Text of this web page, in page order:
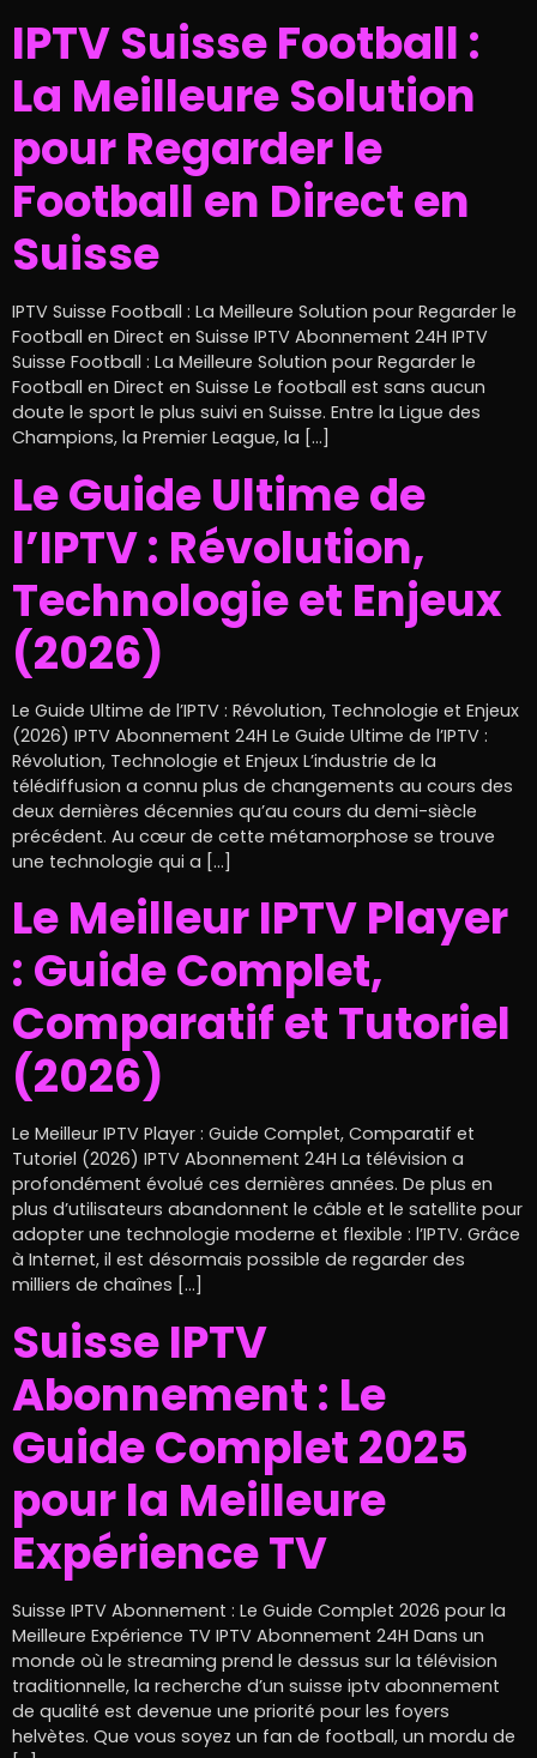
IPTV Suisse Football :
La Meilleure Solution
pour Regarder le
Football en Direct en
Suisse
IPTV Suisse Football : La Meilleure Solution pour Regarder le
Football en Direct en Suisse IPTV Abonnement 24H IPTV
Suisse Football : La Meilleure Solution pour Regarder le
Football en Direct en Suisse Le football est sans aucun
doute le sport le plus suivi en Suisse. Entre la Ligue des
Champions, la Premier League, la […]
Le Guide Ultime de
l’IPTV : Révolution,
Technologie et Enjeux
(2026)
Le Guide Ultime de l’IPTV : Révolution, Technologie et Enjeux
(2026) IPTV Abonnement 24H Le Guide Ultime de l’IPTV :
Révolution, Technologie et Enjeux L’industrie de la
télédiffusion a connu plus de changements au cours des
deux dernières décennies qu’au cours du demi-siècle
précédent. Au cœur de cette métamorphose se trouve
une technologie qui a […]
Le Meilleur IPTV Player
: Guide Complet,
Comparatif et Tutoriel
(2026)
Le Meilleur IPTV Player : Guide Complet, Comparatif et
Tutoriel (2026) IPTV Abonnement 24H La télévision a
profondément évolué ces dernières années. De plus en
plus d’utilisateurs abandonnent le câble et le satellite pour
adopter une technologie moderne et flexible : l’IPTV. Grâce
à Internet, il est désormais possible de regarder des
milliers de chaînes […]
Suisse IPTV
Abonnement : Le
Guide Complet 2025
pour la Meilleure
Expérience TV
Suisse IPTV Abonnement : Le Guide Complet 2026 pour la
Meilleure Expérience TV IPTV Abonnement 24H Dans un
monde où le streaming prend le dessus sur la télévision
traditionnelle, la recherche d’un suisse iptv abonnement
de qualité est devenue une priorité pour les foyers
helvètes. Que vous soyez un fan de football, un mordu de